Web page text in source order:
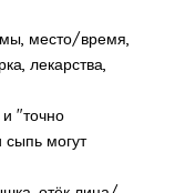
место/время,
лекарства,
"точно
сыпь могут